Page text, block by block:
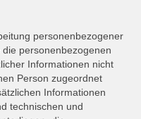
personenbezogener
personenbezogenen
Informationen nicht
Person zugeordnet
Informationen
technischen und